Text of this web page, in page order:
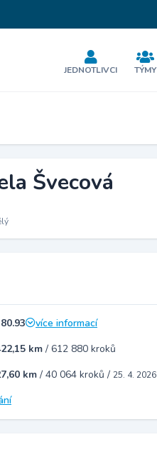
JEDNOTLIVCI TÝMY
Švecová
více informací
km / 612 880 kroků
km / 40 064 kroků / 25. 4. 2026